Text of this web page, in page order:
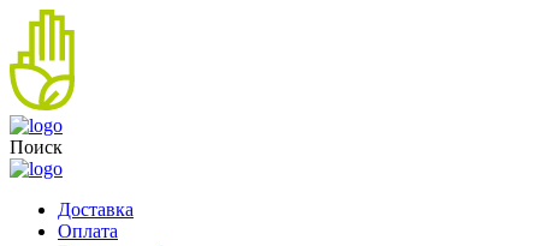
Поиск
Доставка
Оплата